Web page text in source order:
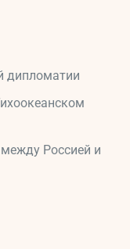
дипломатии
Россией и